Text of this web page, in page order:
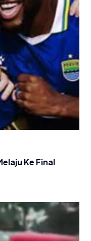
Ke Final